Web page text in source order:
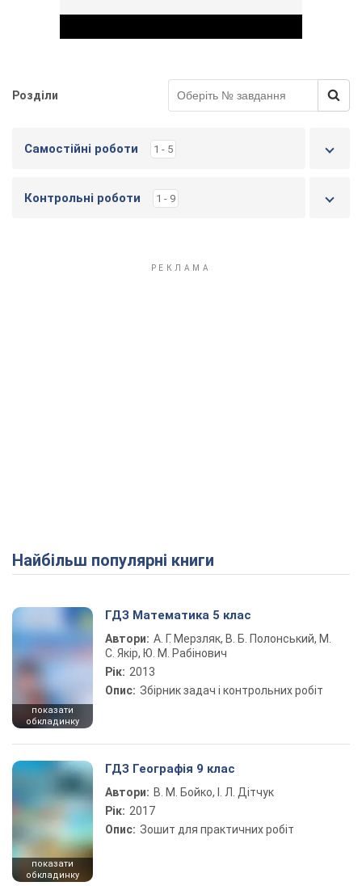
Розділи
Самостійні роботи 1 - 5
Контрольні роботи 1 - 9
Найбільш популярні книги
показати
обкладинку
ГДЗ Математика 5 клас
Автори: А. Г. Мерзляк, В. Б. Полонський, М.
С. Якір, Ю. М. Рабінович
Рік: 2013
Опис: Збірник задач і контрольних робіт
показати
обкладинку
ГДЗ Географія 9 клас
Автори: В. М. Бойко, І. Л. Дітчук
Рік: 2017
Опис: Зошит для практичних робіт